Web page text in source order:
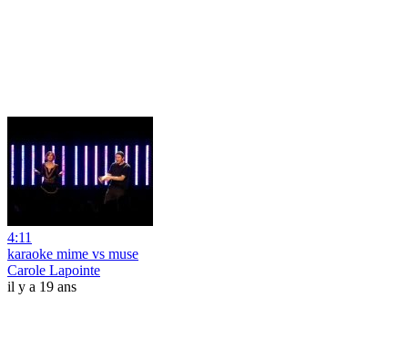
4:11
karaoke mime vs muse
Carole Lapointe
il y a 19 ans